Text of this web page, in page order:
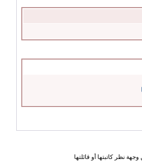
نظر كاتبتها أو قائلتها